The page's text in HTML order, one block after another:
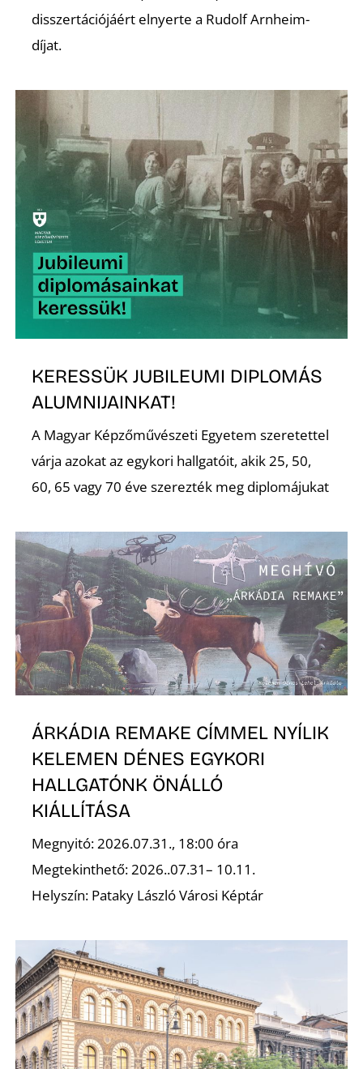
disszertációjáért elnyerte a Rudolf Arnheim-
díjat.
KERESSÜK JUBILEUMI DIPLOMÁS
ALUMNIJAINKAT!
A Magyar Képzőművészeti Egyetem szeretettel
várja azokat az egykori hallgatóit, akik 25, 50,
60, 65 vagy 70 éve szerezték meg diplomájukat
ÁRKÁDIA REMAKE CÍMMEL NYÍLIK
KELEMEN DÉNES EGYKORI
HALLGATÓNK ÖNÁLLÓ
KIÁLLÍTÁSA
Megnyitó: 2026.07.31., 18:00 óra
Megtekinthető: 2026..07.31– 10.11.
Helyszín: Pataky László Városi Képtár